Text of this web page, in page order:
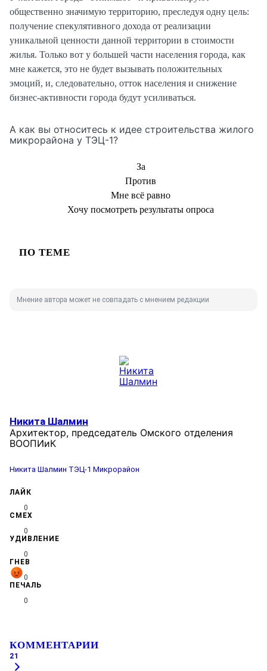
общественно значимую территорию, преследуя одну цель:
получение спекулятивного дохода от реализации
уникальной ценности данной территории в стоимости
жилья. Только вот у большей части населения города, как
мне кажется, это не будет вызывать положительных
эмоций, и, следовательно, отток населения и снижение
бизнес-активности города будут усиливаться.
А как вы относитесь к идее строительства жилого
микрорайона у ТЭЦ-1?
За
Против
Мне всё равно
Хочу посмотреть результаты опроса
ПО ТЕМЕ
Мнение автора может не совпадать с мнением редакции
Никита Шалмин
Архитектор, председатель Омского отделения
ВООПИиК
Никита Шалмин ТЭЦ-1 Микрорайон
ЛАЙК
0
СМЕХ
0
УДИВЛЕНИЕ
0
ГНЕВ
0
ПЕЧАЛЬ
0
КОММЕНТАРИИ
21